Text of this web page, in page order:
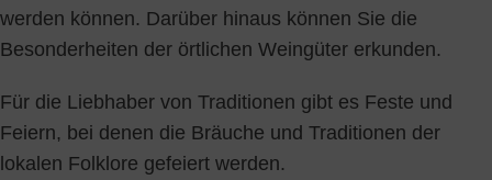
werden können. Darüber hinaus können Sie die
Besonderheiten der örtlichen Weingüter erkunden.
Für die Liebhaber von Traditionen gibt es Feste und
Feiern, bei denen die Bräuche und Traditionen der
lokalen Folklore gefeiert werden.